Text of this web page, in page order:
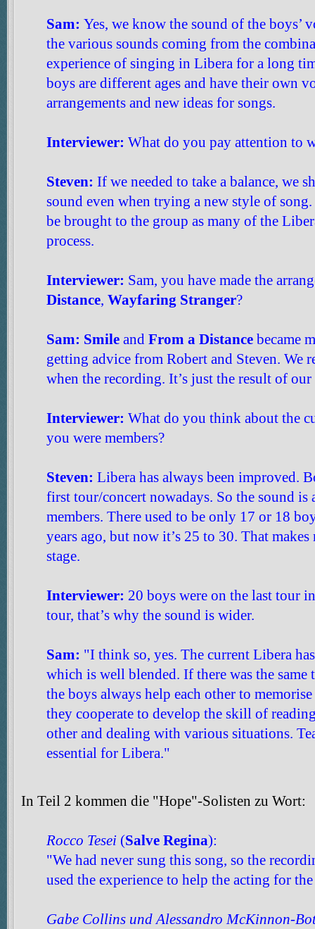
Sam: Yes, we know the sound of the boys’
the various sounds coming from the
experience of singing in Libera for a long
boys are different ages and have their own
arrangements and new ideas for songs.
Interviewer: What do you pay attention to
Steven: If we needed to take a balance, we
sound even when trying a new style of
be brought to the group as many of the
process.
Interviewer: Sam, you have made the
Distance, Wayfaring Stranger?
Sam: Smile and From a Distance became
getting advice from Robert and Steven.
when the recording. It’s just the result of
Interviewer: What do you think about the
you were members?
Steven: Libera has always been improved.
first tour/concert nowadays. So the sound
members. There used to be only 17 or 18
years ago, but now it’s 25 to 30. That
stage.
Interviewer: 20 boys were on the last tour
tour, that’s why the sound is wider.
Sam: "I think so, yes. The current Libera
which is well blended. If there was the
the boys always help each other to
they cooperate to develop the skill of
other and dealing with various situations.
essential for Libera."
In Teil 2 kommen die "Hope"-Solisten zu Wort:
Rocco Tesei (Salve Regina):
"We had never sung this song, so the
used the experience to help the acting for
Gabe Collins und Alessandro McKinnon-